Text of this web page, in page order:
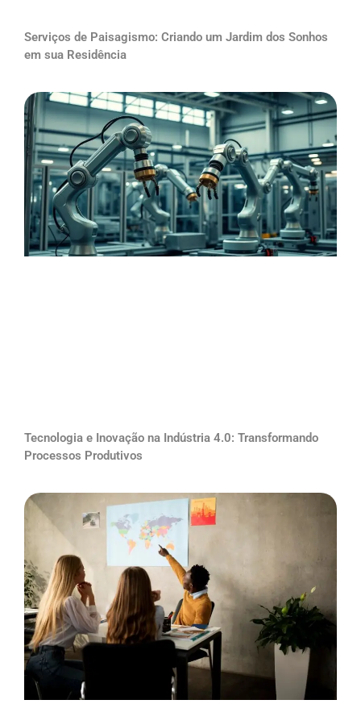
Serviços de Paisagismo: Criando um Jardim dos Sonhos
em sua Residência
Tecnologia e Inovação na Indústria 4.0: Transformando
Processos Produtivos